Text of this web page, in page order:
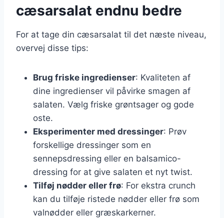
cæsarsalat endnu bedre
For at tage din cæsarsalat til det næste niveau,
overvej disse tips:
Brug friske ingredienser: Kvaliteten af
dine ingredienser vil påvirke smagen af
salaten. Vælg friske grøntsager og gode
oste.
Eksperimenter med dressinger: Prøv
forskellige dressinger som en
sennepsdressing eller en balsamico-
dressing for at give salaten et nyt twist.
Tilføj nødder eller frø: For ekstra crunch
kan du tilføje ristede nødder eller frø som
valnødder eller græskarkerner.